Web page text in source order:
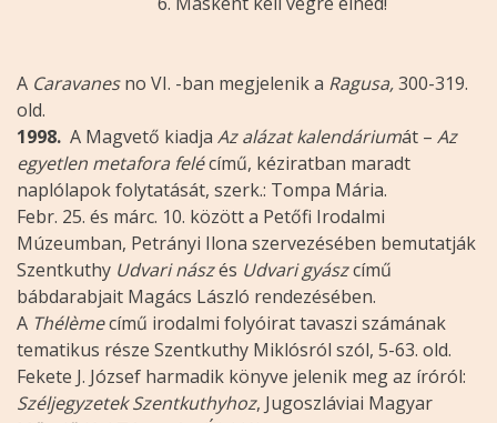
A Caravanesno VI. -ban megjelenik a Ragusa,300-319.
old.
1998. A Magvető kiadja Az alázat kalendáriumát – Az
egyetlen metafora felécímű, kéziratban maradt
naplólapok folytatását, szerk.: Tompa Mária.
Febr. 25. és márc. 10. között a Petőfi Irodalmi
Múzeumban, Petrányi Ilona szervezésében bemutatják
Szentkuthy Udvari nászés Udvari gyászcímű
bábdarabjait Magács László rendezésében.
A Thélèmecímű irodalmi folyóirat tavaszi számának
tematikus része Szentkuthy Miklósról szól, 5-63. old.
Fekete J. József harmadik könyve jelenik meg az íróról:
Széljegyzetek Szentkuthyhoz, Jugoszláviai Magyar